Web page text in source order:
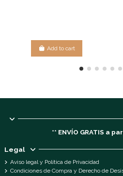
Add to cart
** ENVÍO GRATIS a
Legal
Aviso legal y Política de Privacidad
Condiciones de Compra y Derecho de